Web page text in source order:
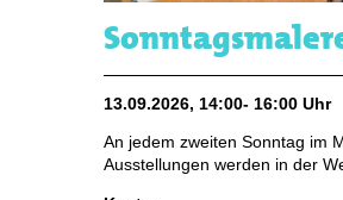
13.09.2026, 14:00- 16:00 Uhr
An jedem zweiten Sonntag im
Ausstellungen werden in der